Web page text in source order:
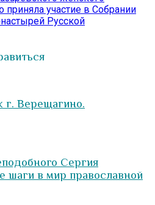
приняла участие в Собрании
Русской
г. Верещагино.
Сергия
шаги в мир православной